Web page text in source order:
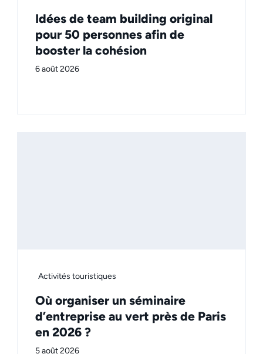
Idées de team building original
pour 50 personnes afin de
booster la cohésion
6 août 2026
Activités touristiques
Où organiser un séminaire
d’entreprise au vert près de Paris
en 2026 ?
5 août 2026